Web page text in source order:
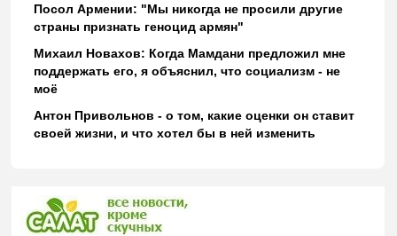
Посол Армении: "Мы никогда не просили другие
страны признать геноцид армян"
Михаил Новахов: Когда Мамдани предложил мне
поддержать его, я объяснил, что социализм - не
моё
Антон Привольнов - о том, какие оценки он ставит
своей жизни, и что хотел бы в ней изменить